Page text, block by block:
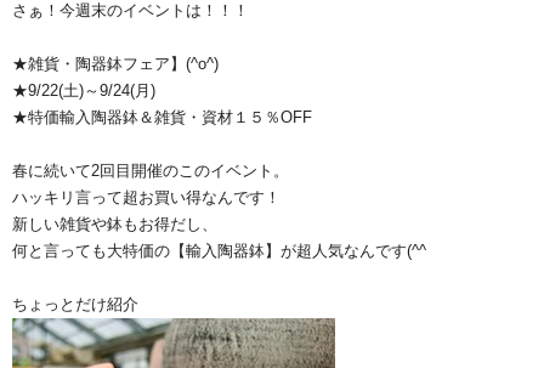
さぁ！今週末のイベントは！！！
★雑貨・陶器鉢フェア】(^o^)
★9/22(土)～9/24(月)
★特価輸入陶器鉢＆雑貨・資材１５％OFF
春に続いて2回目開催のこのイベント。
ハッキリ言って超お買い得なんです！
新しい雑貨や鉢もお得だし、
何と言っても大特価の【輸入陶器鉢】が超人気なんです(^^ゞ
ちょっとだけ紹介